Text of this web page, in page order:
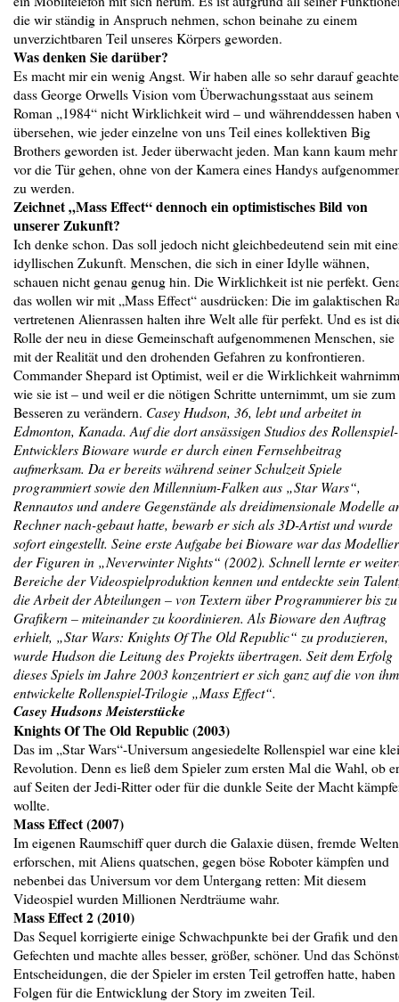
die wir ständig in Anspruch nehmen, schon beinahe zu einem
unverzichtbaren Teil unseres Körpers geworden.
Was denken Sie darüber?
Es macht mir ein wenig Angst. Wir haben alle so sehr darauf
dass George Orwells Vision vom Überwachungsstaat aus seinem
Roman „1984“ nicht Wirklichkeit wird – und währenddessen haben
übersehen, wie jeder einzelne von uns Teil eines kollektiven Big
Brothers geworden ist. Jeder überwacht jeden. Man kann kaum mehr
vor die Tür gehen, ohne von der Kamera eines Handys
zu werden.
Zeichnet „Mass Effect“ dennoch ein optimistisches Bild von
unserer Zukunft?
Ich denke schon. Das soll jedoch nicht gleichbedeutend sein mit
idyllischen Zukunft. Menschen, die sich in einer Idylle wähnen,
schauen nicht genau genug hin. Die Wirklichkeit ist nie perfekt.
das wollen wir mit „Mass Effect“ ausdrücken: Die im galaktischen
vertretenen Alienrassen halten ihre Welt alle für perfekt. Und es ist
Rolle der neu in diese Gemeinschaft aufgenommenen Menschen, sie
mit der Realität und den drohenden Gefahren zu konfrontieren.
Commander Shepard ist Optimist, weil er die Wirklichkeit
wie sie ist – und weil er die nötigen Schritte unternimmt, um sie zum
Besseren zu verändern. Casey Hudson, 36, lebt und arbeitet in
Edmonton, Kanada. Auf die dort ansässigen Studios des Rollenspiel-
Entwicklers Bioware wurde er durch einen Fernsehbeitrag
aufmerksam. Da er bereits während seiner Schulzeit Spiele
programmiert sowie den Millennium-Falken aus „Star Wars“,
Rennautos und andere Gegenstände als dreidimensionale Modelle
Rechner nach-gebaut hatte, bewarb er sich als 3D-Artist und wurde
sofort eingestellt. Seine erste Aufgabe bei Bioware war das
der Figuren in „Neverwinter Nights“ (2002). Schnell lernte er
Bereiche der Videospielproduktion kennen und entdeckte sein
die Arbeit der Abteilungen – von Textern über Programmierer bis zu
Grafikern – miteinander zu koordinieren. Als Bioware den Auftrag
erhielt, „Star Wars: Knights Of The Old Republic“ zu produzieren,
wurde Hudson die Leitung des Projekts übertragen. Seit dem Erfolg
dieses Spiels im Jahre 2003 konzentriert er sich ganz auf die von ihm
entwickelte Rollenspiel-Trilogie „Mass Effect“.
Casey Hudsons Meisterstücke
Knights Of The Old Republic (2003)
Das im „Star Wars“-Universum angesiedelte Rollenspiel war eine
Revolution. Denn es ließ dem Spieler zum ersten Mal die Wahl, ob er
auf Seiten der Jedi-Ritter oder für die dunkle Seite der Macht
wollte.
Mass Effect (2007)
Im eigenen Raumschiff quer durch die Galaxie düsen, fremde Welten
erforschen, mit Aliens quatschen, gegen böse Roboter kämpfen und
nebenbei das Universum vor dem Untergang retten: Mit diesem
Videospiel wurden Millionen Nerdträume wahr.
Mass Effect 2 (2010)
Das Sequel korrigierte einige Schwachpunkte bei der Grafik und den
Gefechten und machte alles besser, größer, schöner. Und das
Entscheidungen, die der Spieler im ersten Teil getroffen hatte, haben
Folgen für die Entwicklung der Story im zweiten Teil.